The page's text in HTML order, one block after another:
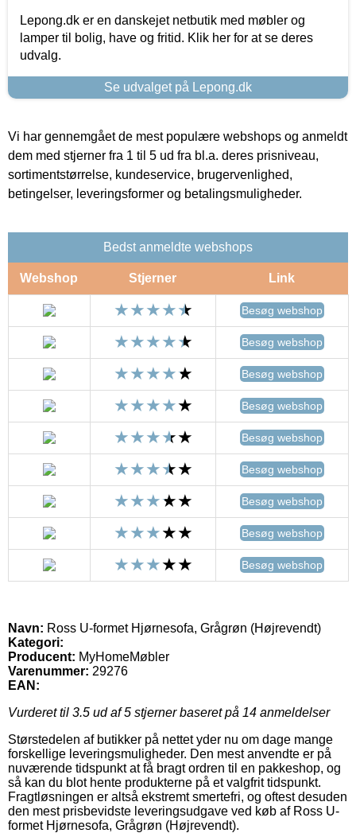
Lepong.dk er en danskejet netbutik med møbler og
lamper til bolig, have og fritid. Klik her for at se deres
udvalg.
Se udvalget på Lepong.dk
Vi har gennemgået de mest populære webshops og anmeldt
dem med stjerner fra 1 til 5 ud fra bl.a. deres prisniveau,
sortimentstørrelse, kundeservice, brugervenlighed,
betingelser, leveringsformer og betalingsmuligheder.
Bedst anmeldte webshops
Webshop Stjerner Link
Besøg webshop
Besøg webshop
Besøg webshop
Besøg webshop
Besøg webshop
Besøg webshop
Besøg webshop
Besøg webshop
Besøg webshop
Navn: Ross U-formet Hjørnesofa, Grågrøn (Højrevendt)
Kategori:
Producent: MyHomeMøbler
Varenummer: 29276
EAN:
Vurderet til 3.5 ud af 5 stjerner baseret på 14 anmeldelser
Størstedelen af butikker på nettet yder nu om dage mange
forskellige leveringsmuligheder. Den mest anvendte er på
nuværende tidspunkt at få bragt ordren til en pakkeshop, og
så kan du blot hente produkterne på et valgfrit tidspunkt.
Fragtløsningen er altså ekstremt smertefri, og oftest desuden
den mest prisbevidste leveringsudgave ved køb af Ross U-
formet Hjørnesofa, Grågrøn (Højrevendt).